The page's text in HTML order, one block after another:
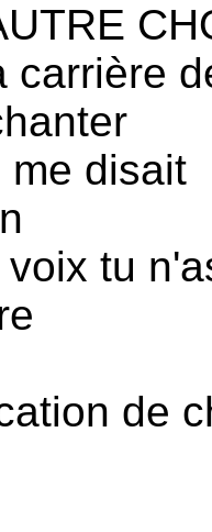
carrière
me disait
tu
de